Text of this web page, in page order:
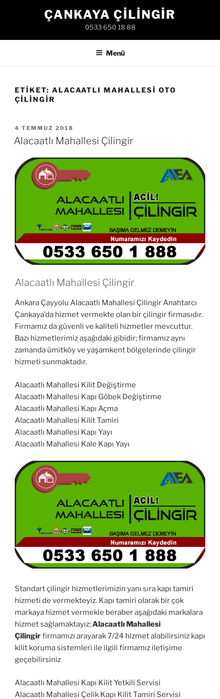
ÇANKAYA ÇILINGIR
0533 650 18 88
Menü
ETIKET: ALACAATLI MAHALLESI OTO
ÇILINGIR
YAYIM
TARIHI
4 TEMMUZ 2018
Alacaatlı Mahallesi Çilingir
Alacaatlı Mahallesi Çilingir
Ankara Çayyolu Alacaatlı Mahallesi Çilingir Anahtarcı
Çankaya’da hizmet vermekte olan bir çilingir firmasıdır.
Firmamız da güvenli ve kaliteli hizmetler mevcuttur.
Bazı hizmetlerimiz aşağıdaki gibidir; firmamız aynı
zamanda ümitköy ve yaşamkent bölgelerinde çilingir
hizmeti sunmaktadır.
Alacaatlı Mahallesi Kilit Değiştirme
Alacaatlı Mahallesi Kapı Göbek Değiştirme
Alacaatlı Mahallesi Kapı Açma
Alacaatlı Mahallesi Kilit Tamiri
Alacaatlı Mahallesi Kapı Yayı
Alacaatlı Mahallesi Kale Kapı Yayı
Standart çilingir hizmetlerimizin yanı sıra kapı tamiri
hizmeti de vermekteyiz. Kapı tamiri olarak bir çok
markaya hizmet vermekle beraber aşağıdaki markalara
hizmet sağlamaktayız;Alacaatlı Mahallesi
Çilingirfirmamızı arayarak 7/24 hizmet alabilirsiniz kapı
kilit koruma sistemleri ile ilgili firmamız iletişime
geçebilirsiniz
Alacaatlı Mahallesi Kapı Kilit Yetkili Servisi
Alacaatlı Mahallesi Çelik Kapı Kilit Tamiri Servisi